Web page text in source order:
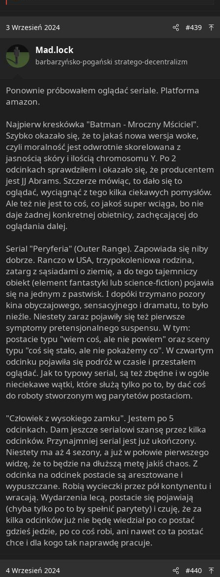
t
o
s
3 Wrzesień 2024 #439
Mad.lock
barbarzyńsko-pogański stratego-decentralizm
Ponownie próbowałem oglądać seriale. Platforma
amazon.
Najpierw kreskówka "Batman - Mroczny Mściciel".
Szybko okazało się, że to jakaś nowa wersja woke,
czyli moralność jest odwrotnie skorelowana z
jasnością skóry i ilością chromosomu Y. Po 2
odcinkach sprawdziłem i okazało się, że producentem
jest JJ Abrams. Szczerze mówiąc, to dało się to
oglądać, wyciągnąć z tego kilka ciekawych pomysłów.
Ale też nie jest to coś, co jakoś super wciąga, bo nie
daje żadnej konkretnej obietnicy, zachęcającej do
oglądania dalej.
Serial "Peryferia" (Outer Range). Zapowiada się niby
dobrze. Ranczo w USA, trzypokoleniowa rodzina,
zatarg z sąsiadami o ziemię, a do tego tajemniczy
obiekt (element fantastyki lub science-fiction) pojawia
się na jednym z pastwisk. I dopóki trzymano pozory
kina obyczajowego, sensacyjnego i dramatu, to było
nieźle. Niestety zaraz pojawiły się też pierwsze
symptomy pretensjonalnego suspensu. W tym:
postacie typu "wiem coś, ale nie powiem" oraz sceny
typu "coś się stało, ale nie pokażemy co". W czwartym
odcinku pojawiła się podróż w czasie i przestałem
oglądać. Jak to typowy serial, są też zbędne i w ogóle
nieciekawe wątki, które służą tylko po to, by dać coś
do roboty stworzonym wg parytetów postaciom.
"Człowiek z wysokiego zamku". Jestem po 5
odcinkach. Dam jeszcze serialowi szansę przez kilka
odcinków. Przynajmniej serial jest już ukończony.
Niestety ma aż 4 sezony, a już w połowie pierwszego
widzę, że to będzie na dłuższą metę jakiś chaos. Z
odcinka na odcinek postacie są aresztowane i
wypuszczane. Robią wycieczki przez pół kontynentu i
wracają. Wydarzenia lecą, postacie się pojawiają
(chyba tylko po to by spełnić parytety) i czuję, że za
kilka odcinków już nie będę wiedział po co postać
gdzieś jedzie, po co coś robi, ani nawet co ta postać
chce i dla kogo tak naprawdę pracuje.
4 Wrzesień 2024 #440